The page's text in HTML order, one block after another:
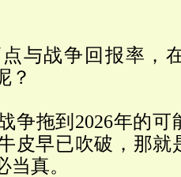
与战争回报率，
？
争拖到2026年的可
皮早已吹破，那就
真。